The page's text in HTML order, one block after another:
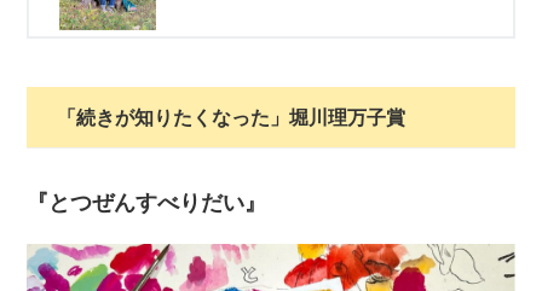
「続きが知りたくなった」堀川理万子賞
『とつぜんすべりだい』